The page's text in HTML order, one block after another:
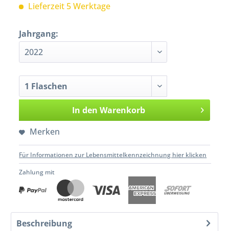
Lieferzeit 5 Werktage
Jahrgang:
In den Warenkorb
Merken
Für Informationen zur Lebensmittelkennzeichnung hier klicken
Zahlung mit
Beschreibung